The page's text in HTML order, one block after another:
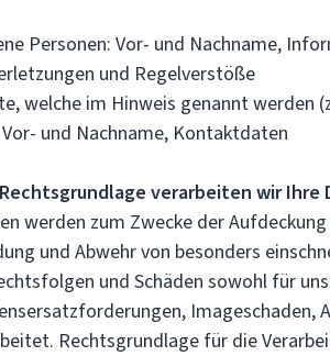
Personen: Vor- und Nachname,
und Regelverstöße
welche im Hinweis genannt werden
und Nachname, Kontaktdaten
verarbeiten wir Ihre
werden zum Zwecke der
und Abwehr von besonders
und Schäden sowohl für
Imageschaden,
Rechtsgrundlage für die